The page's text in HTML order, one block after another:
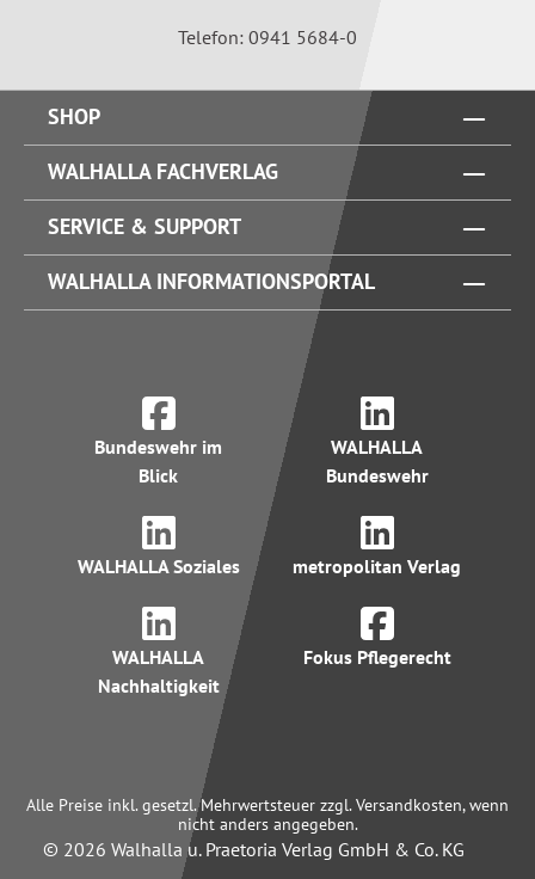
Telefon: 0941 5684-0
SHOP
WALHALLA FACHVERLAG
SERVICE & SUPPORT
WALHALLA INFORMATIONSPORTAL
Bundeswehr im
Blick
WALHALLA
Bundeswehr
WALHALLA Soziales metropolitan Verlag
WALHALLA
Nachhaltigkeit
Fokus Pflegerecht
Alle Preise inkl. gesetzl. Mehrwertsteuer zzgl. Versandkosten, wenn
nicht anders angegeben.
© 2026 Walhalla u. Praetoria Verlag GmbH & Co. KG